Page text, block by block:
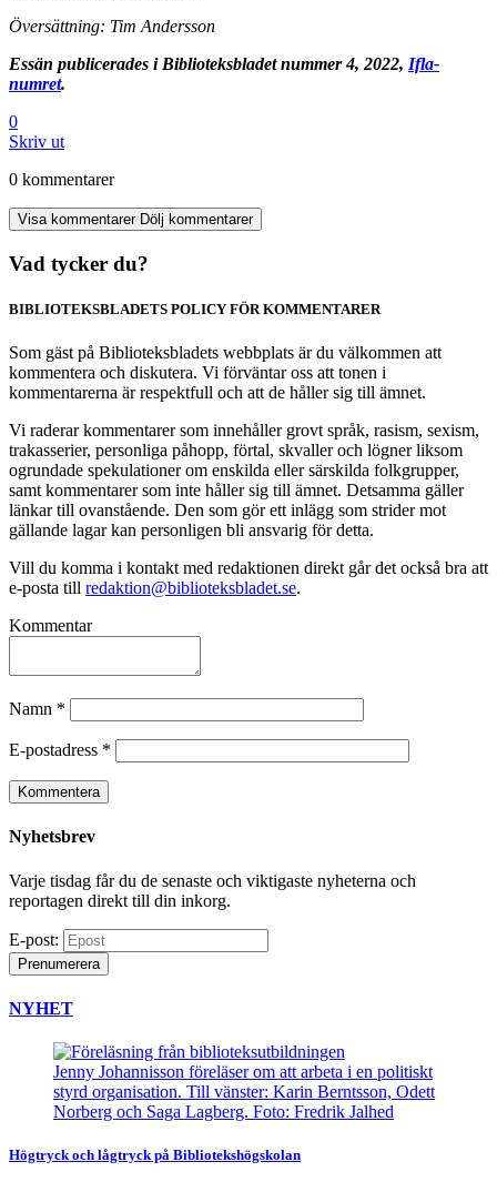
Översättning: Tim Andersson
Essän publicerades i Biblioteksbladet nummer 4, 2022, Ifla-
numret.
0
Skriv ut
0 kommentarer
Visa kommentarer Dölj kommentarer
Vad tycker du?
BIBLIOTEKSBLADETS POLICY FÖR KOMMENTARER
Som gäst på Biblioteksbladets webbplats är du välkommen att
kommentera och diskutera. Vi förväntar oss att tonen i
kommentarerna är respektfull och att de håller sig till ämnet.
Vi raderar kommentarer som innehåller grovt språk, rasism, sexism,
trakasserier, personliga påhopp, förtal, skvaller och lögner liksom
ogrundade spekulationer om enskilda eller särskilda folkgrupper,
samt kommentarer som inte håller sig till ämnet. Detsamma gäller
länkar till ovanstående. Den som gör ett inlägg som strider mot
gällande lagar kan personligen bli ansvarig för detta.
Vill du komma i kontakt med redaktionen direkt går det också bra att
e-posta till redaktion@biblioteksbladet.se.
Kommentar
Namn *
E-postadress *
Nyhetsbrev
Varje tisdag får du de senaste och viktigaste nyheterna och
reportagen direkt till din inkorg.
E-post:
Prenumerera
NYHET
Jenny Johannisson föreläser om att arbeta i en politiskt
styrd organisation. Till vänster: Karin Berntsson, Odett
Norberg och Saga Lagberg. Foto: Fredrik Jalhed
Högtryck och lågtryck på Bibliotekshögskolan